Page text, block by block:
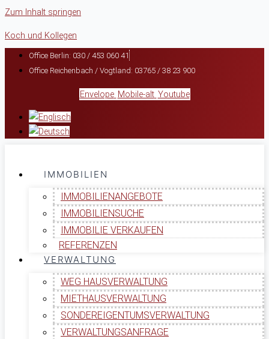
Zum Inhalt springen
Koch und Kollegen
Office Berlin: 030 / 453 060 41
Office Reichenbach / Vogtland: 03765 / 38 23 900
Envelope Mobile-alt Youtube
IMMOBILIEN
IMMOBILIENANGEBOTE
IMMOBILIENSUCHE
IMMOBILIE VERKAUFEN
REFERENZEN
VERWALTUNG
WEG HAUSVERWALTUNG
MIETHAUSVERWALTUNG
SONDEREIGENTUMSVERWALTUNG
VERWALTUNGSANFRAGE